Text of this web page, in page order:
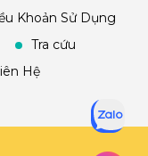
Khoản Sử Dụng
Tra cứu
Hệ